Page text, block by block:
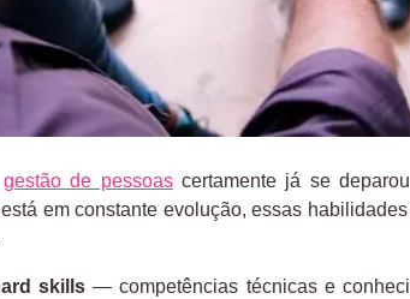
gestão de pessoascertamente já se
em constante evolução, essas
skills— competências técnicas e